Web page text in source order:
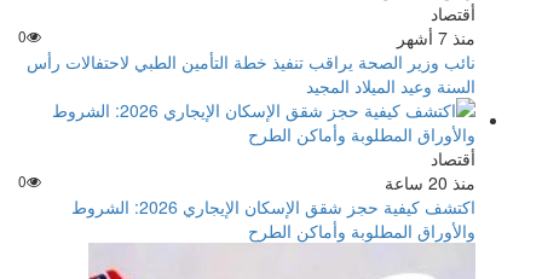
أقتصاد
منذ 7 أشهر
0
نائب وزير الصحة يراقب تنفيذ خطة التأمين الطبي لاحتفالات رأس
السنة وعيد الميلاد المجيد
أقتصاد
منذ 20 ساعة
0
اكتشف كيفية حجز شقق الإسكان الإيجاري 2026: الشروط
والأوراق المطلوبة وأماكن الطرح